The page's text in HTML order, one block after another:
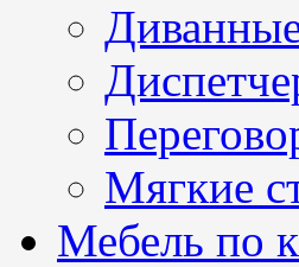
Мягкие
Мебель по